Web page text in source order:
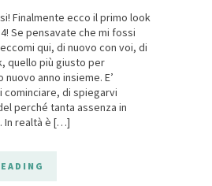
Finalmente ecco il primo look
Se pensavate che mi fossi
qui, di nuovo con voi, di
quello più giusto per
anno insieme. E’
cominciare, di spiegarvi
perché tanta assenza in
In realtà è […]